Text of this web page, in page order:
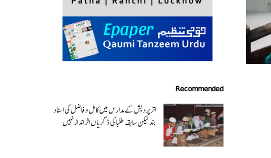
Recommended
اتر پردیش کےمدارس میں کامل و فاضل کی اسناد
بند لیکن سابقہ طلبا کی ڈگریا ں اثرانداز نہیں